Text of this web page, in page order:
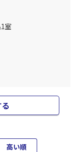
室
高い順